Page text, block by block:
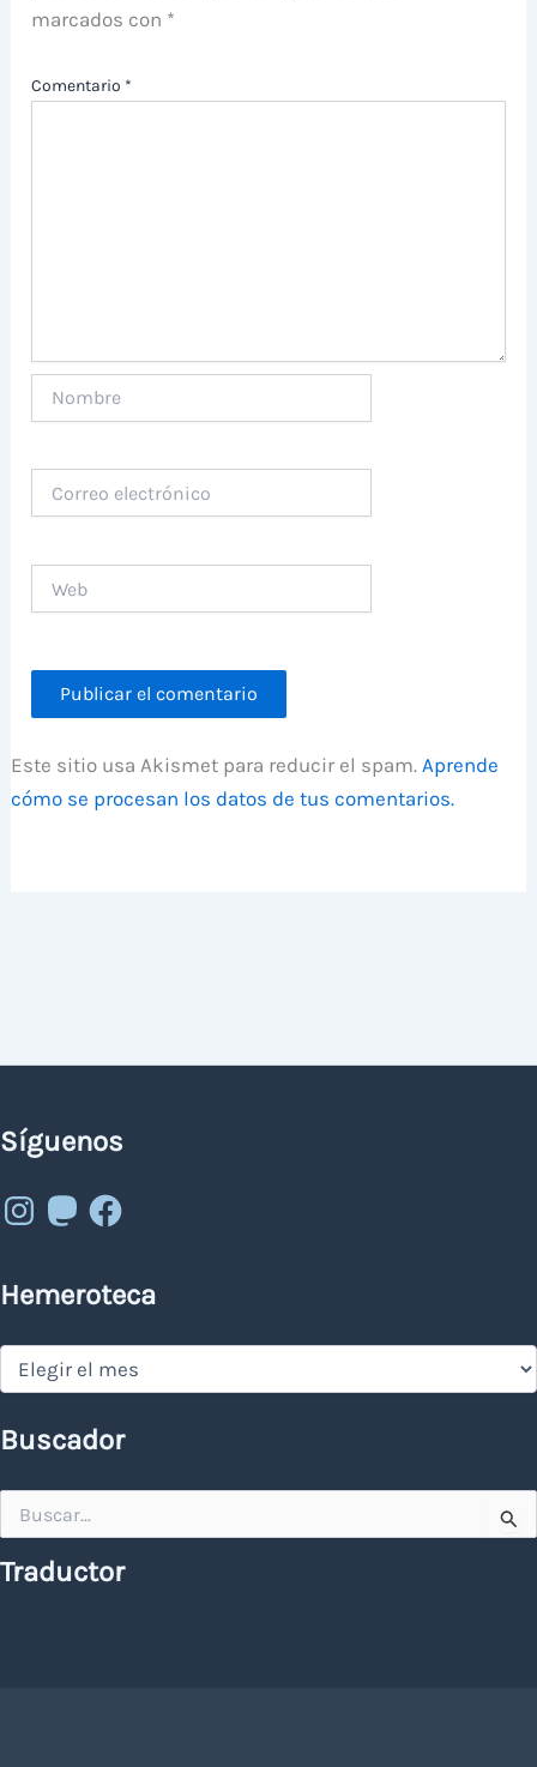
marcados con *
Comentario *
electrónico
Este sitio usa Akismet para reducir el spam.Aprende
cómo se procesan los datos de tus comentarios.
Síguenos
Instagram
MastodonFacebook
Hemeroteca
Hemeroteca
Buscador
por:
Traductor